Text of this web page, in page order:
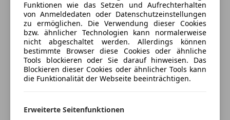
ABS
Abstandstempomat
Alarmanlage
Beifahrerairbag
ESP
Fahrerairbag
Isofix
Kurvenlicht
Rückfahrkamera
Rücksitzbank Plus
S Sportsitz plus mit integrierter Kopfstütze mit
elektrischer Einstellung
Servoschließung für die Türen
Sitzbelüftung und Massagefunktion vorn
Komfortschlüssel
Hinweis: Bei einigen angezeigten Daten (z.B.
anpassen
Freischaden-Gutschein ab Stufe 0
Auto einfach online versichern & Rabatt holen
Jetzt berechnen
Funktionen wie das Setzen und Aufrechterhalten
von Anmeldedaten oder Datenschutzeinstellungen
zu ermöglichen. Die Verwendung dieser Cookies
bzw. ähnlicher Technologien kann normalerweise
nicht abgeschaltet werden. Allerdings können
bestimmte Browser diese Cookies oder ähnliche
Tools blockieren oder Sie darauf hinweisen. Das
Blockieren dieser Cookies oder ähnlicher Tools kann
die Funktionalität der Webseite beeinträchtigen.
Erweiterte Seitenfunktionen